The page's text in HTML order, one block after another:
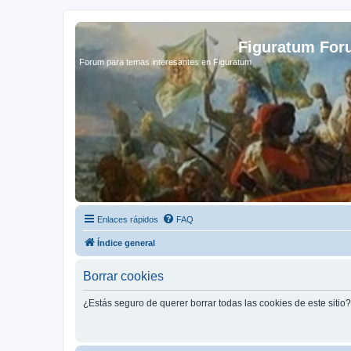
Figuratum
Forum para temas interesantes en Figuratum
Enlaces rápidos FAQ
Índice general
Borrar cookies
¿Estás seguro de querer borrar todas las cookies de este sitio?